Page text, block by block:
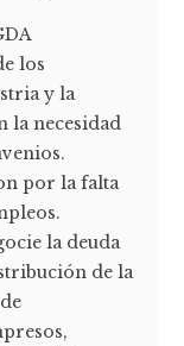
los
y la
la necesidad
por la falta
la deuda
de la